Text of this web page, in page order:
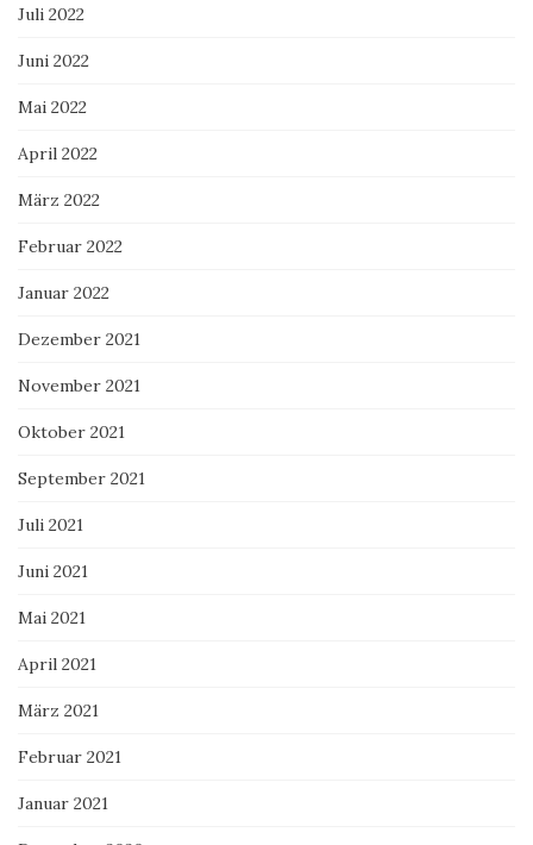
Juli 2022
Juni 2022
Mai 2022
April 2022
März 2022
Februar 2022
Januar 2022
Dezember 2021
November 2021
Oktober 2021
September 2021
Juli 2021
Juni 2021
Mai 2021
April 2021
März 2021
Februar 2021
Januar 2021